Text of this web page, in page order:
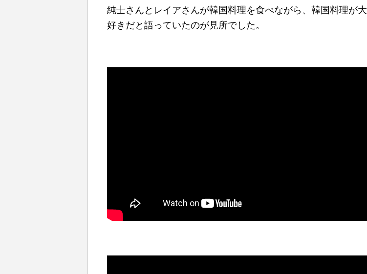
純士さんとレイアさんが韓国料理を食べながら、韓国料理が大
好きだと語っていたのが見所でした。